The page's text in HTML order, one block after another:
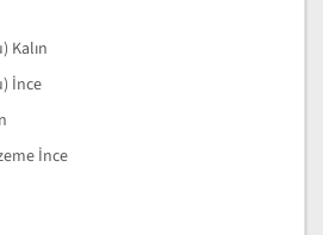
Kalın
İnce
İnce